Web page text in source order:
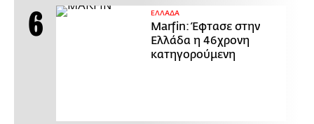
ΕΛΛΑΔΑ
Marfin: Έφτασε στην
Ελλάδα η 46χρονη
κατηγορούμενη